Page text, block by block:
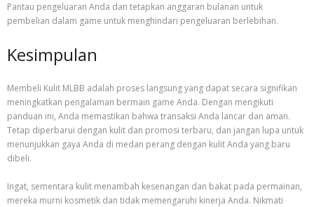
Pantau pengeluaran Anda dan tetapkan anggaran bulanan untuk
pembelian dalam game untuk menghindari pengeluaran berlebihan.
Kesimpulan
Membeli Kulit MLBB adalah proses langsung yang dapat secara signifikan
meningkatkan pengalaman bermain game Anda. Dengan mengikuti
panduan ini, Anda memastikan bahwa transaksi Anda lancar dan aman.
Tetap diperbarui dengan kulit dan promosi terbaru, dan jangan lupa untuk
menunjukkan gaya Anda di medan perang dengan kulit Anda yang baru
dibeli.
Ingat, sementara kulit menambah kesenangan dan bakat pada permainan,
mereka murni kosmetik dan tidak memengaruhi kinerja Anda. Nikmati